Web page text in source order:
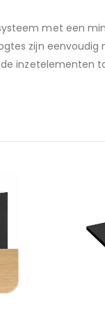
met een
zijn
inzetelementen